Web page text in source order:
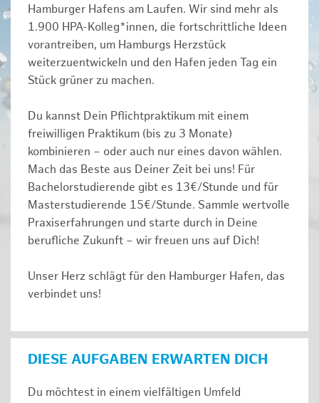
Hamburger Hafens am Laufen. Wir sind mehr als
1.900 HPA-Kolleg*innen, die fortschrittliche Ideen
vorantreiben, um Hamburgs Herzstück
weiterzuentwickeln und den Hafen jeden Tag ein
Stück grüner zu machen.
Du kannst Dein Pflichtpraktikum mit einem
freiwilligen Praktikum (bis zu 3 Monate)
kombinieren – oder auch nur eines davon wählen.
Mach das Beste aus Deiner Zeit bei uns! Für
Bachelorstudierende gibt es 13€/Stunde und für
Masterstudierende 15€/Stunde. Sammle wertvolle
Praxiserfahrungen und starte durch in Deine
berufliche Zukunft – wir freuen uns auf Dich!
Unser Herz schlägt für den Hamburger Hafen, das
verbindet uns!
DIESE AUFGABEN ERWARTEN DICH
Du möchtest in einem vielfältigen Umfeld